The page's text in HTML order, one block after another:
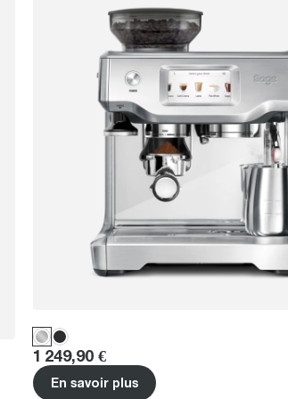
Price:
1 249,90 €
En savoir plus